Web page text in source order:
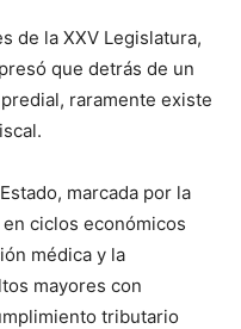
de la XXV Legislatura,
que detrás de un
raramente existe
marcada por la
ciclos económicos
médica y la
mayores con
tributario